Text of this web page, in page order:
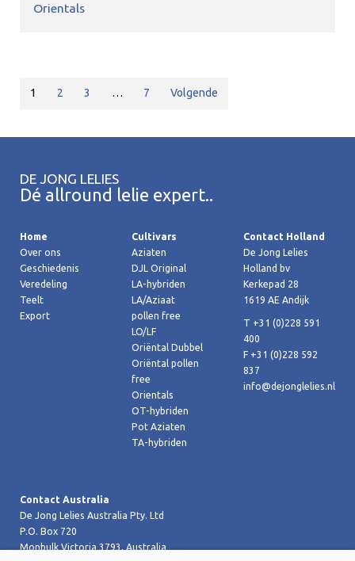
Orientals
1 2 3 … 7 Volgende
DE JONG LELIES
Dé allround lelie expert..
Home
Over ons
Geschiedenis
Veredeling
Teelt
Export
Cultivars
Aziaten
DJL Original
LA-hybriden
LA/Aziaat
pollen free
LO/LF
Oriëntal Dubbel
Oriëntal pollen
free
Orientals
OT-hybriden
Pot Aziaten
TA-hybriden
Contact Holland
De Jong Lelies
Holland bv
Kerkepad 28
1619 AE Andijk
T +31 (0)228 591
400
F +31 (0)228 592
837
info@dejonglelies.nl
Contact Australia
De Jong Lelies Australia Pty. Ltd
P.O. Box 720
Monbulk Victoria 3793, Australia